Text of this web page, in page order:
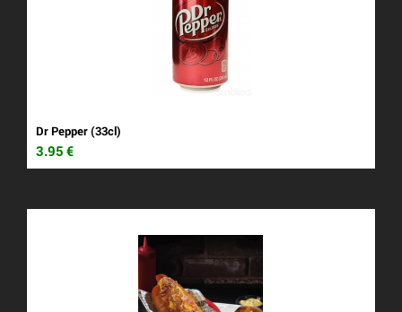
Dr Pepper (33cl)
3.95 €